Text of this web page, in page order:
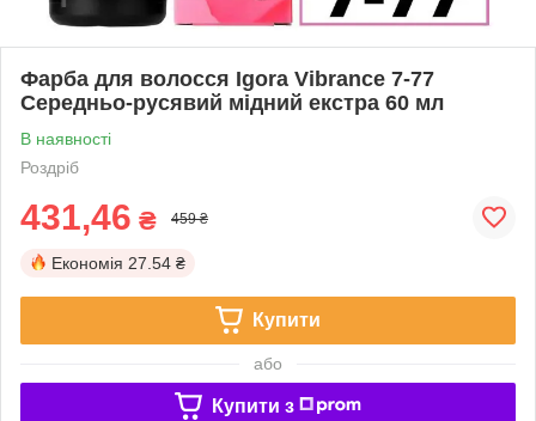
Фарба для волосся Igora Vibrance 7-77
Середньо-русявий мідний екстра 60 мл
В наявності
Роздріб
431,46 ₴ 459 ₴
Економія 27.54 ₴
Купити
або
Купити з